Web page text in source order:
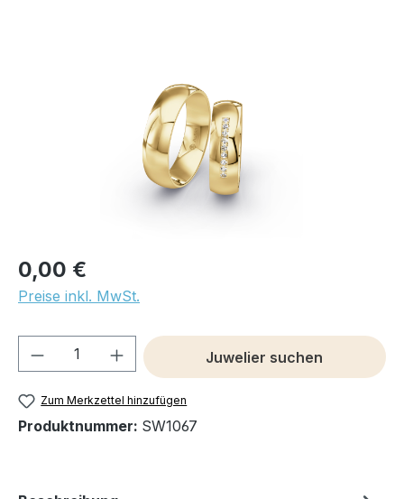
0,00 €
Preise inkl. MwSt.
Produkt Anzahl: Gib denJuwelier suchen
Zum Merkzettel hinzufügen
Produktnummer: SW1067